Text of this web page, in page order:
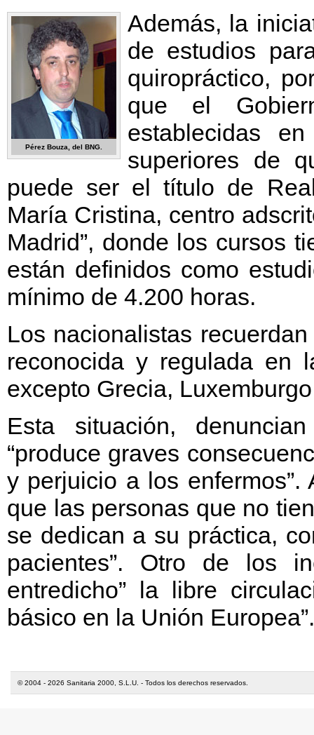
Pérez Bouza, del BNG.
Además, la
de estudios
quiropráctico,
que el
establecidas
superiores de
puede ser el título de
María Cristina, centro
Madrid”, donde los cursos
están definidos como
mínimo de 4.200 horas.
Los nacionalistas
reconocida y regulada en
excepto Grecia,
Esta situación,
“produce graves
y perjuicio a los enfermos”.
que las personas que no
se dedican a su práctica,
pacientes”. Otro de los
entredicho” la libre
básico en la Unión Europea”.
© 2004 - 2026 Sanitaria 2000, S.L.U. - Todos los derechos reservados.